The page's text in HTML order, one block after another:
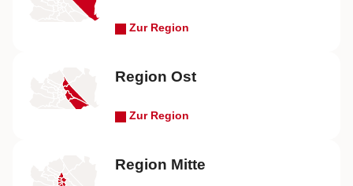
Zur Region
Region Ost
Zur Region
Region Mitte